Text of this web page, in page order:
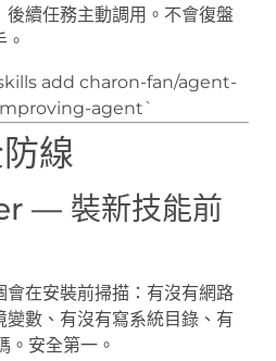
續任務主動調用。不會復盤
add charon-fan/agent-
agent`
線
— 裝新技能前
在安裝前掃描：有沒有網路
數、有沒有寫系統目錄、有
安全第一。